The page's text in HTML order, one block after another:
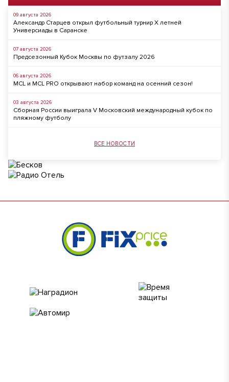
09 августа 2026
Александр Старцев открыл футбольный турнир X летней
Универсиады в Саранске
07 августа 2026
Предсезонный Кубок Москвы по футзалу 2026
06 августа 2026
MCL и MCL PRO открывают набор команд на осенний сезон!
03 августа 2026
Сборная России выиграла V Московский международный кубок по
пляжному футболу
ВСЕ НОВОСТИ